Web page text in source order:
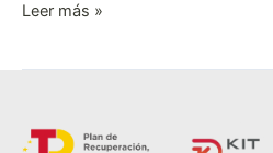
Leer más »